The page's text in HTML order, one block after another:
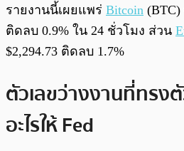
รายงานนี้เผยแพร่ Bitcoin
ติดลบ 0.9% ใน 24 ชั่วโมง ส่วน
$2,294.73 ติดลบ 1.7%
ตัวเลขว่างงานที่ทร
อะไรให้ Fed